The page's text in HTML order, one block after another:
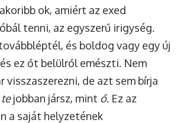
ok, amiért az exed
tenni, az egyszerű irigység.
és boldog vagy egy új
ez őt belülről emészti. Nem
de azt sem bírja
tejobban jársz, mint ő. Ez az
a saját helyzetének